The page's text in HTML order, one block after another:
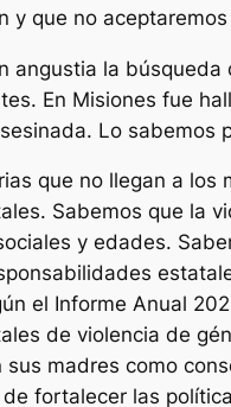
que no
angustia la
En Misiones fue
Lo sabemos
que no llegan a
Sabemos que la
y edades.
el Informe Anual
de violencia de
madres como
fortalecer las